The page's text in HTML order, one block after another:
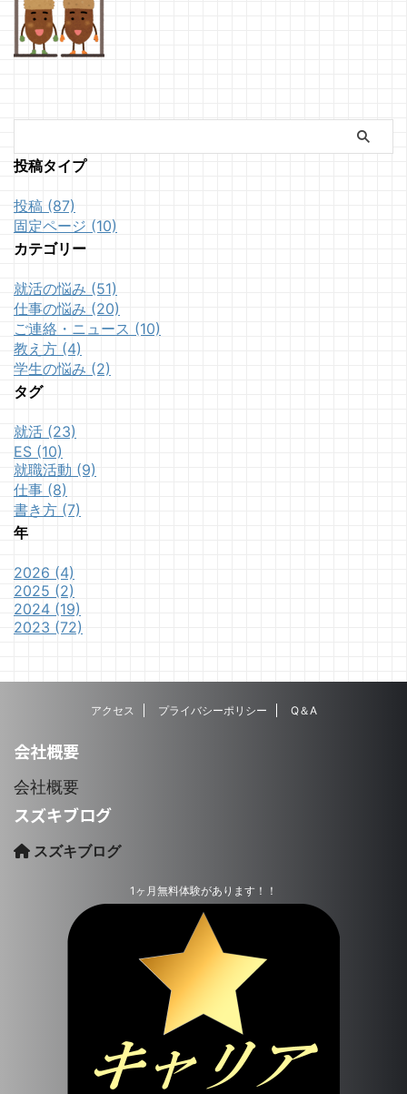
投稿タイプ
投稿 (87)
固定ページ (10)
カテゴリー
就活の悩み (51)
仕事の悩み (20)
ご連絡・ニュース (10)
教え方 (4)
学生の悩み (2)
タグ
就活 (23)
ES (10)
就職活動 (9)
仕事 (8)
書き方 (7)
年
2026 (4)
2025 (2)
2024 (19)
2023 (72)
アクセス プライバシーポリシー Q＆A
会社概要
会社概要
スズキブログ
スズキブログ
1ヶ月無料体験があります！！